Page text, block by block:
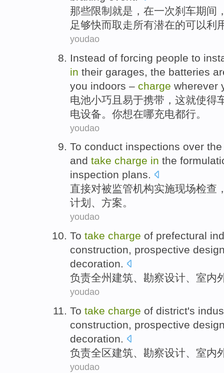
那些限制 就是 ， 在一次刹车期间
足够快而取走所有潜在的可以利
youdao
Instead of forcing people to
in their garages the batteries
you indoors – charge wherever
电池小巧且 易于携带 ， 这就使得
电设备。 你想在哪充电都行。
youdao
To conduct inspections over
and take charge in the
inspection plans.
直接对被监管机构实施现场检查
计划 、方案。
youdao
To take charge of prefectural
construction, prospective
decoration.
负责全州建筑、 勘察设计、 室内
youdao
To take charge of district's
construction, prospective
decoration.
负责全区建筑、 勘察设计、 室内
youdao